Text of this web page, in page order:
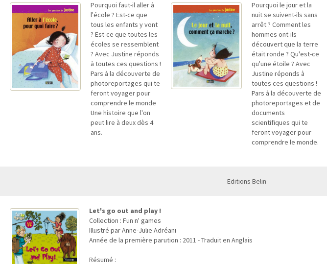
Pourquoi faut-il aller à
l'école ? Est-ce que
tous les enfants y vont
? Est-ce que toutes les
écoles se ressemblent
? Avec Justine réponds
à toutes ces questions !
Pars à la découverte de
photoreportages qui te
feront voyager pour
comprendre le monde
Une histoire que l'on
peut lire à deux dès 4
ans.
Pourquoi le jour et la
nuit se suivent-ils sans
arrêt ? Comment les
hommes ont-ils
découvert que la terre
était ronde ? Qu'est-ce
qu'une étoile ? Avec
Justine réponds à
toutes ces questions !
Pars à la découverte de
photoreportages et de
documents
scientifiques qui te
feront voyager pour
comprendre le monde.
Editions Belin
Let's go out and play !
Collection : Fun n' games
Illustré par Anne-Julie Adréani
Année de la première parution : 2011 - Traduit en Anglais
Résumé :